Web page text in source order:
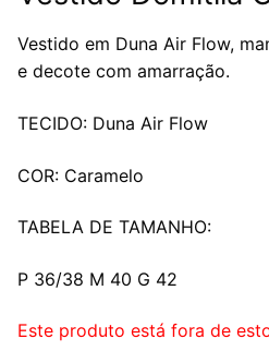
Vestido em Duna Air Flow,
e decote com amarração.
TECIDO: Duna Air Flow
COR: Caramelo
TABELA DE TAMANHO:
P 36/38 M 40 G 42
Este produto está fora de